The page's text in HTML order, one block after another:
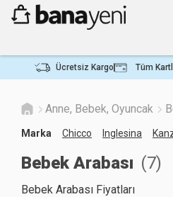
Ücretsiz Kargo Tüm
Anne, Bebek, Oyuncak
Marka Chicco Inglesina
Bebek Arabası (7)
Bebek Arabası Fiyatları